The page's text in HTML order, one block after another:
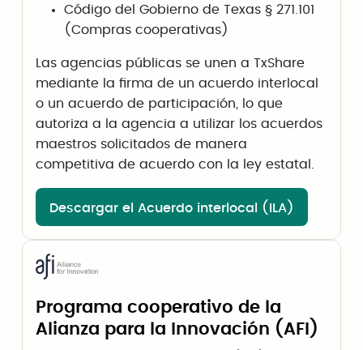
Código del Gobierno de Texas § 271.101
(Compras cooperativas)
Las agencias públicas se unen a TxShare
mediante la firma de un acuerdo interlocal
o un acuerdo de participación, lo que
autoriza a la agencia a utilizar los acuerdos
maestros solicitados de manera
competitiva de acuerdo con la ley estatal.
Descargar el Acuerdo interlocal (ILA)
Programa cooperativo de la
Alianza para la Innovación (AFI)